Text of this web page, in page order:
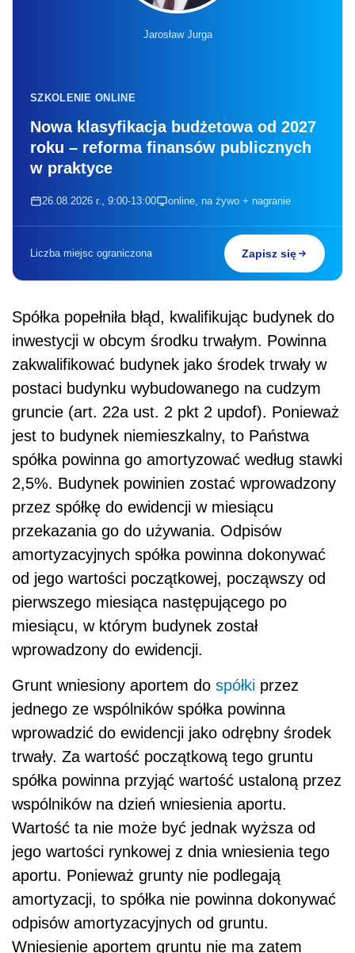
Jarosław Jurga
SZKOLENIE ONLINE
Nowa klasyfikacja budżetowa od 2027
roku – reforma finansów publicznych
w praktyce
26.08.2026 r., 9:00-13:00 online, na żywo + nagranie
Liczba miejsc ograniczona Zapisz się
Spółka popełniła błąd, kwalifikując budynek do
inwestycji w obcym środku trwałym. Powinna
zakwalifikować budynek jako środek trwały w
postaci budynku wybudowanego na cudzym
gruncie (art. 22a ust. 2 pkt 2 updof). Ponieważ
jest to budynek niemieszkalny, to Państwa
spółka powinna go amortyzować według stawki
2,5%. Budynek powinien zostać wprowadzony
przez spółkę do ewidencji w miesiącu
przekazania go do używania. Odpisów
amortyzacyjnych spółka powinna dokonywać
od jego wartości początkowej, począwszy od
pierwszego miesiąca następującego po
miesiącu, w którym budynek został
wprowadzony do ewidencji.
Grunt wniesiony aportem do spółki przez
jednego ze wspólników spółka powinna
wprowadzić do ewidencji jako odrębny środek
trwały. Za wartość początkową tego gruntu
spółka powinna przyjąć wartość ustaloną przez
wspólników na dzień wniesienia aportu.
Wartość ta nie może być jednak wyższa od
jego wartości rynkowej z dnia wniesienia tego
aportu. Ponieważ grunty nie podlegają
amortyzacji, to spółka nie powinna dokonywać
odpisów amortyzacyjnych od gruntu.
Wniesienie aportem gruntu nie ma zatem